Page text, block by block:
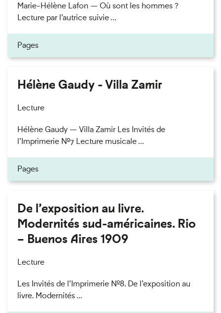
Marie-Hélène Lafon — Où sont les hommes ?
Lecture par l’autrice suivie ...
Pages
Hélène Gaudy - Villa Zamir
Lecture
Hélène Gaudy — Villa Zamir Les Invités de
l’Imprimerie n°7 Lecture musicale ...
Pages
De l’exposition au livre.
Modernités sud-américaines. Rio
– Buenos Aires 1909
Lecture
Les Invités de l’Imprimerie n°8. De l’exposition au
livre. Modernités ...